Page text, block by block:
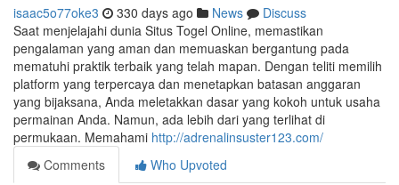
isaac5o77oke3 330 days ago News
Discuss
Saat menjelajahi dunia Situs Togel Online, memastikan
pengalaman yang aman dan memuaskan bergantung pada
mematuhi praktik terbaik yang telah mapan. Dengan teliti memilih
platform yang terpercaya dan menetapkan batasan anggaran
yang bijaksana, Anda meletakkan dasar yang kokoh untuk usaha
permainan Anda. Namun, ada lebih dari yang terlihat di
permukaan. Memahami http://adrenalinsuster123.com/
Comments
Who Upvoted